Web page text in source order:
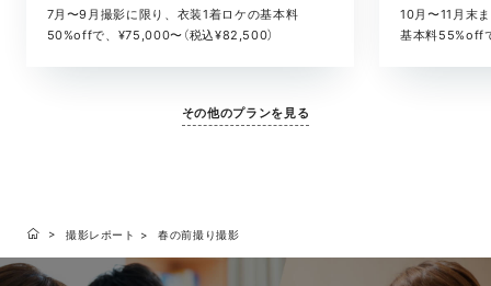
7月〜9月撮影に限り、衣装1着ロケの基本料
50%offで、¥75,000〜（税込¥82,500）
10月〜11月末
基本料55%off
その他のプランを見る
撮影レポート 春の前撮り撮影